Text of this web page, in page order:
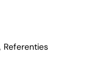
Referenties